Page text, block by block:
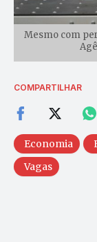
Mesmo com
COMPARTILHAR
Economia
Vagas